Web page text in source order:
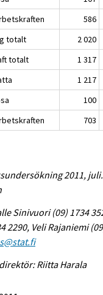
586
totalt 2 020
totalt
1 317
1 217
100
703
2011, juli.
Sinivuori (09) 1734
2290, Veli Rajaniemi
Riitta Harala